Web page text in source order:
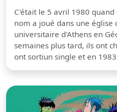
C'était le 5 avril 1980
nom a joué dans une église
universitaire d'Athens en
semaines plus tard, ils ont
ont sortiun single et en